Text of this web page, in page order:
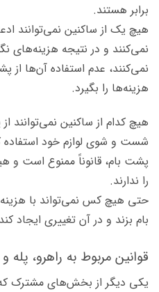
برابر هستند.
هیچ یک از ساکنین نمی‌توانند
نمی‌کنند و در نتیجه هزینه‌های
نمی‌کنند، عدم استفاده آن‌ها از
هزینه‌ها را بگیرد.
هیچ کدام از ساکنین نمی‌توانند
شست و شوی لوازم خود استفاده
پشت بام، قانوناً ممنوع است و
را ندارند.
حتی هیچ کس نمی‌تواند با
بام بزند و در آن تغییری ایجاد
قوانین مربوط به راهرو، پله
یکی دیگر از بخش‌های مشترک